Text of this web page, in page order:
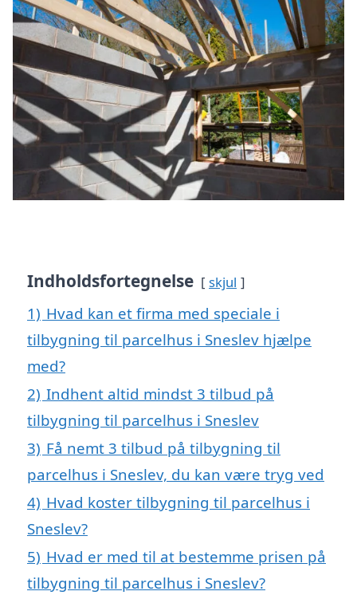
Indholdsfortegnelse skjul
1) Hvad kan et firma med speciale i
tilbygning til parcelhus i Sneslev hjælpe
med?
2) Indhent altid mindst 3 tilbud på
tilbygning til parcelhus i Sneslev
3) Få nemt 3 tilbud på tilbygning til
parcelhus i Sneslev, du kan være tryg ved
4) Hvad koster tilbygning til parcelhus i
Sneslev?
5) Hvad er med til at bestemme prisen på
tilbygning til parcelhus i Sneslev?